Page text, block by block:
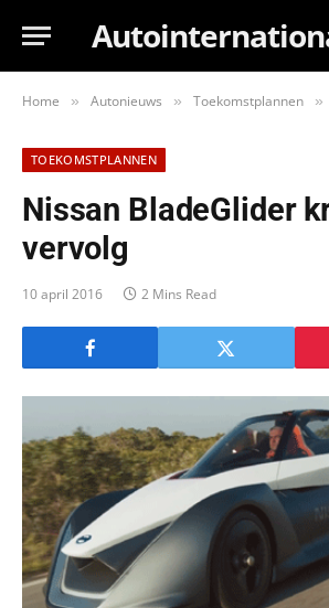
Home » Autonieuws » Toekomstplannen »
TOEKOMSTPLANNEN
Nissan BladeGlider
vervolg
10 april 2016 2 Mins Read